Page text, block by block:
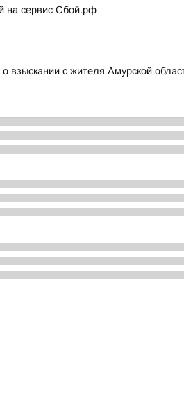
на сервис Сбой.рф
взыскании с жителя Амурской